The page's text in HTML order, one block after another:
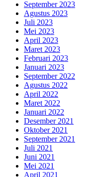
September 2023
Agustus 2023
Juli 2023
Mei 2023
April 2023
Maret 2023
Februari 2023
Januari 2023
September 2022
Agustus 2022
April 2022
Maret 2022
Januari 2022
Desember 2021
Oktober 2021
September 2021
Juli 2021
Juni 2021
Mei 2021
April 2021